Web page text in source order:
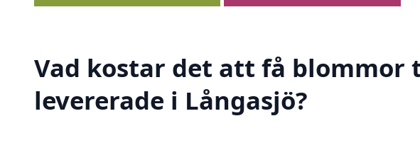
Vad kostar det att få blommor
levererade i Långasjö?